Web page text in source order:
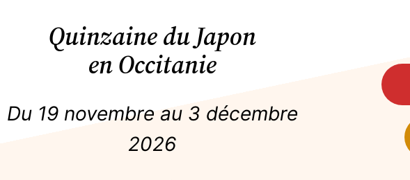
Quinzaine du Japon
en Occitanie
Du 19 novembre au 3 décembre
2026